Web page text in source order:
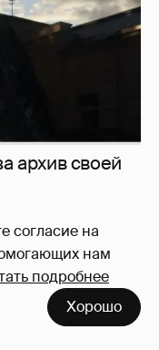
согласие на
нам
подробнее
Хорошо
архив своей